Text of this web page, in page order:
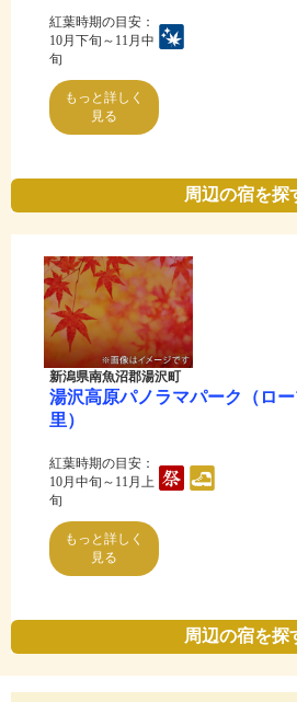
紅葉時期の目安：
10月下旬～11月中
旬
もっと詳しく
見る
周辺の宿を探
新潟県南魚沼郡湯沢町
湯沢高原パノラマパーク（ロ
里）
紅葉時期の目安：
10月中旬～11月上
旬
もっと詳しく
見る
周辺の宿を探